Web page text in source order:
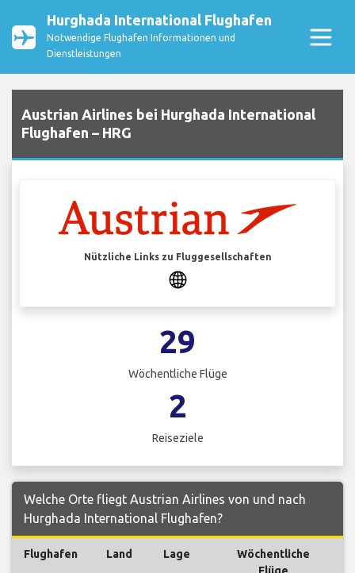
Hurghada International Flughafen
Notwendige Flughafen Informationen und
Dienstleistungen
Austrian Airlines bei Hurghada International
Flughafen – HRG
Nützliche Links zu Fluggesellschaften
29
Wöchentliche Flüge
2
Reiseziele
Welche Orte fliegt Austrian Airlines von und nach
Hurghada International Flughafen?
Flughafen Land Lage
Wöchentliche